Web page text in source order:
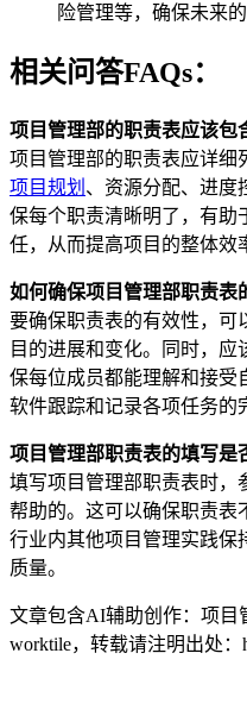
险管理等，确保未来
相关问答FAQs：
项目管理部的职责表应该包
项目管理部的职责表应详细
项目规划 、资源分配、进度
保每个职责清晰明了，有助
任，从而提高项目的整体效
如何确保项目管理部职责表
要确保职责表的有效性，可
目的进展和变化。同时，
保每位成员都能理解和接受
软件跟踪和记录各项任务的
项目管理部职责表的填写是
填写项目管理部职责表时，
帮助的。这可以确保职责表
行业内其他项目管理实践保
质量。
文章包含AI辅助创作：项目
worktile，转载请注明出处：